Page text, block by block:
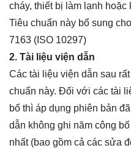
cháy, thiết bị làm lạnh hoặc
Tiêu chuẩn này bổ sung
7163 (ISO 10297)
2. Tài liệu viện dẫn
Các tài liệu viện dẫn sau
chuẩn này. Đối với các tài
bố thì áp dụng phiên bản
dẫn không ghi năm công
nhất (bao gồm cả các sửa